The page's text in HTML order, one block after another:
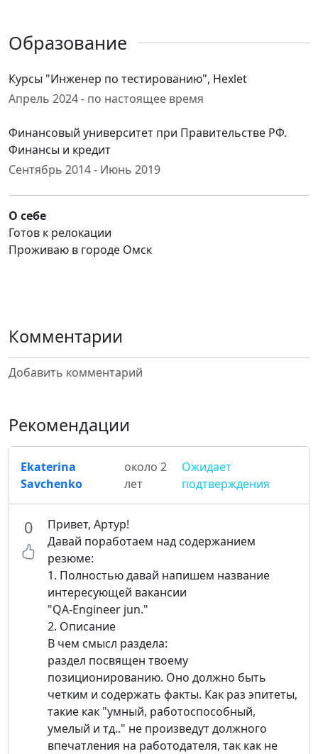
Образование
Курсы "Инженер по тестированию", Hexlet
Апрель 2024 - по настоящее время
Финансовый университет при Правительстве РФ.
Финансы и кредит
Сентябрь 2014 - Июнь 2019
О себе
Готов к релокации
Проживаю в городе Омск
Комментарии
Добавить комментарий
Рекомендации
Ekaterina
Savchenko
около 2
лет
Ожидает
подтверждения
0
Привет, Артур!
Давай поработаем над содержанием
резюме:
1. Полностью давай напишем название
интересующей вакансии
"QA-Engineer jun."
2. Описание
В чем смысл раздела:
раздел посвящен твоему
позиционированию. Оно должно быть
четким и содержать факты. Как раз эпитеты,
такие как "умный, работоспособный,
умелый и тд.." не произведут должного
впечатления на работодателя, так как не